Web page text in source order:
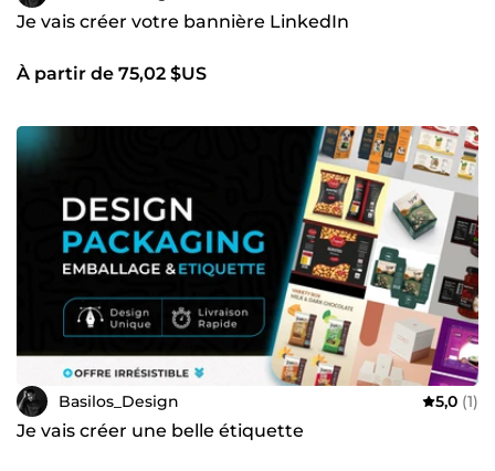
Je vais créer votre bannière LinkedIn
À partir de 75,02 $US
Basilos_Design 5,0 (1)
Je vais créer une belle étiquette